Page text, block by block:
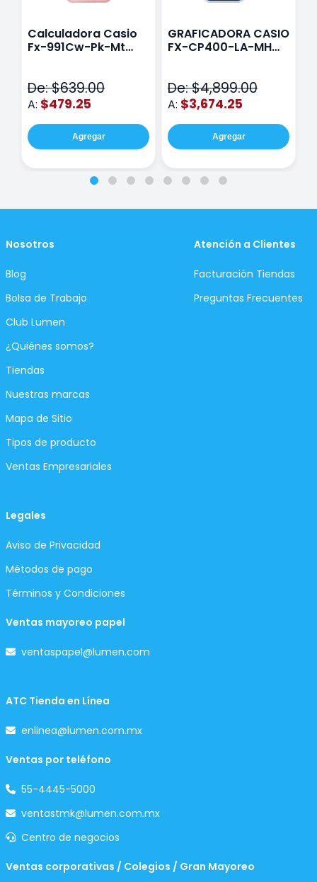
Calculadora Casio
Fx-991Cw-Pk-Mt
De: $639.00
A: $479.25
Agregar
GRAFICADORA CASIO
FX-CP400-LA-MH
De: $4,899.00
A: $3,674.25
Agregar
Nosotros
Blog
Bolsa de Trabajo
Club Lumen
¿Quiénes somos?
Tiendas
Nuestras marcas
Mapa de Sitio
Tipos de producto
Ventas Empresariales
Atención a Clientes
Facturación Tiendas
Preguntas Frecuentes
Legales
Aviso de Privacidad
Métodos de pago
Términos y Condiciones
Ventas mayoreo papel
ventaspapel@lumen.com
ATC Tienda en Línea
enlinea@lumen.com.mx
Ventas por teléfono
55-4445-5000
ventastmk@lumen.com.mx
Centro de negocios
Ventas corporativas / Colegios / Gran Mayoreo